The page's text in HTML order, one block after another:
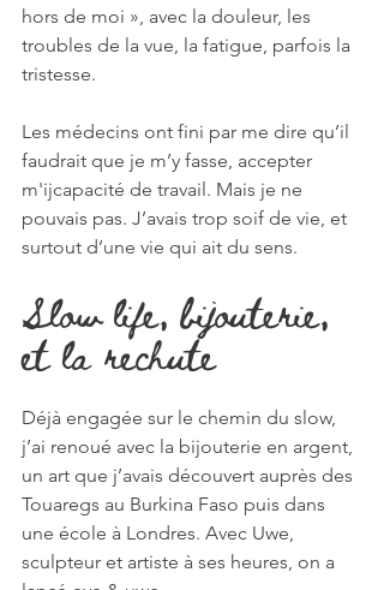
hors de moi », avec la douleur, les
troubles de la vue, la fatigue, parfois la
tristesse.
Les médecins ont fini par me dire qu’il
faudrait que je m’y fasse, accepter
m'ijcapacité de travail. Mais je ne
pouvais pas. J’avais trop soif de vie, et
surtout d’une vie qui ait du sens.
Slow life, bijouterie,
et la rechute
Déjà engagée sur le chemin du slow,
j’ai renoué avec la bijouterie en argent,
un art que j’avais découvert auprès des
Touaregs au Burkina Faso puis dans
une école à Londres. Avec Uwe,
sculpteur et artiste à ses heures, on a